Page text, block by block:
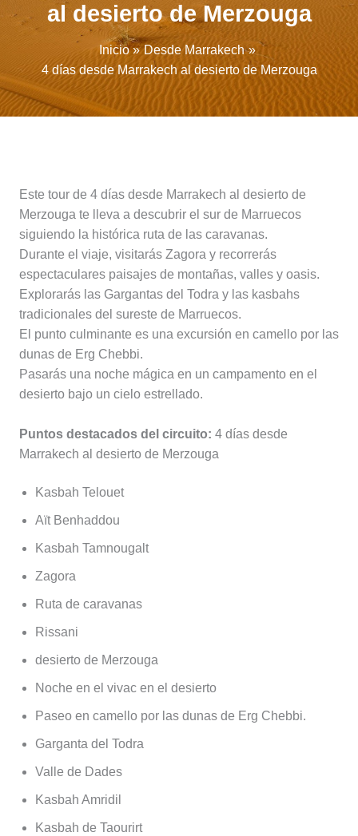
al desierto de Merzouga
Inicio
Desde Marrakech
4 días desde Marrakech al desierto de Merzouga
Este tour de 4 días desde Marrakech al desierto de
Merzouga te lleva a descubrir el sur de Marruecos
siguiendo la histórica ruta de las caravanas.
Durante el viaje, visitarás Zagora y recorrerás
espectaculares paisajes de montañas, valles y oasis.
Explorarás las Gargantas del Todra y las kasbahs
tradicionales del sureste de Marruecos.
El punto culminante es una excursión en camello por las
dunas de Erg Chebbi.
Pasarás una noche mágica en un campamento en el
desierto bajo un cielo estrellado.
Puntos destacados del circuito: 4 días desde
Marrakech al desierto de Merzouga
Kasbah Telouet
Aït Benhaddou
Kasbah Tamnougalt
Zagora
Ruta de caravanas
Rissani
desierto de Merzouga
Noche en el vivac en el desierto
Paseo en camello por las dunas de Erg Chebbi.
Garganta del Todra
Valle de Dades
Kasbah Amridil
Kasbah de Taourirt